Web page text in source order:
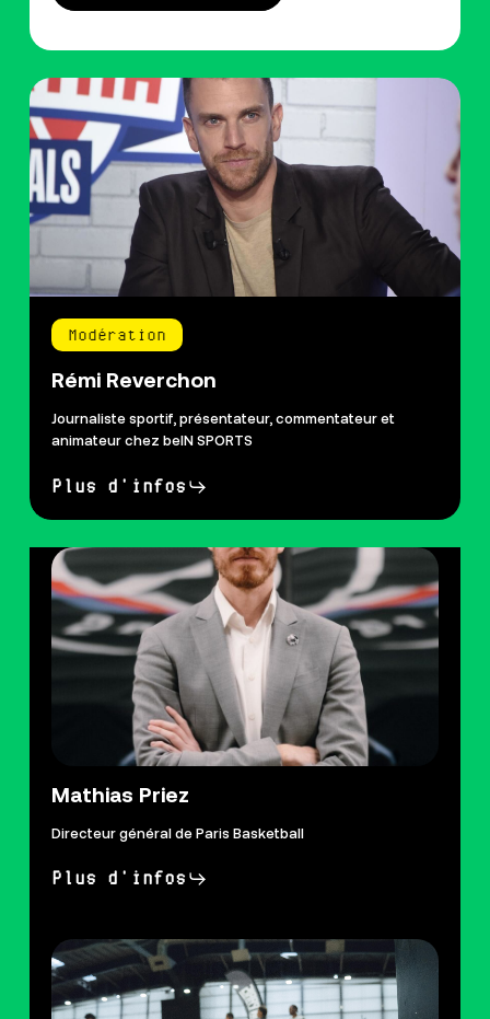
Modération
Rémi Reverchon
Journaliste sportif, présentateur, commentateur et
animateur chez beIN SPORTS
Plus d'infos
Mathias Priez
Directeur général de Paris Basketball
Plus d'infos